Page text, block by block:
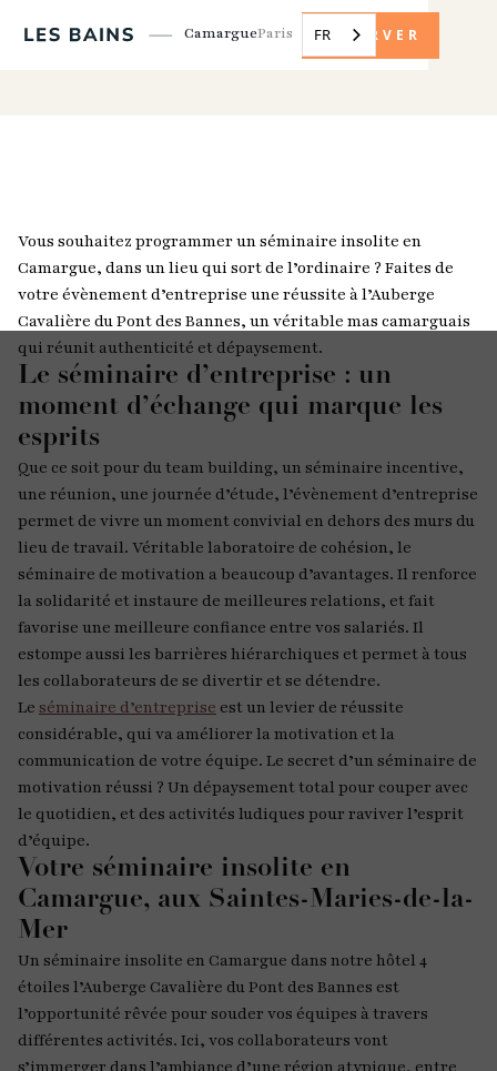
CamargueParis FR
RÉSERVER
Vous souhaitez programmer un séminaire insolite en
Camargue, dans un lieu qui sort de l’ordinaire ? Faites de
votre évènement d’entreprise une réussite à l’Auberge
Cavalière du Pont des Bannes, un véritable mas camarguais
qui réunit authenticité et dépaysement.
Le séminaire d’entreprise : un
moment d’échange qui marque les
esprits
Que ce soit pour du team building, un séminaire incentive,
une réunion, une journée d’étude, l’évènement d’entreprise
permet de vivre un moment convivial en dehors des murs du
lieu de travail. Véritable laboratoire de cohésion, le
séminaire de motivation a beaucoup d’avantages. Il renforce
la solidarité et instaure de meilleures relations, et fait
favorise une meilleure confiance entre vos salariés. Il
estompe aussi les barrières hiérarchiques et permet à tous
les collaborateurs de se divertir et se détendre.
Le séminaire d’entreprise est un levier de réussite
considérable, qui va améliorer la motivation et la
communication de votre équipe. Le secret d’un séminaire de
motivation réussi ? Un dépaysement total pour couper avec
le quotidien, et des activités ludiques pour raviver l’esprit
d’équipe.
Votre séminaire insolite en
Camargue, aux Saintes-Maries-de-la-
Mer
Un séminaire insolite en Camargue dans notre hôtel 4
étoiles l’Auberge Cavalière du Pont des Bannes est
l’opportunité rêvée pour souder vos équipes à travers
différentes activités. Ici, vos collaborateurs vont